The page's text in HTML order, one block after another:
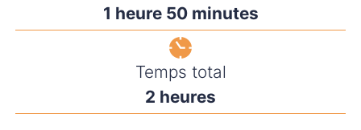
1 heure
heure 50minutes
minutes
Temps total
2 heures
heures